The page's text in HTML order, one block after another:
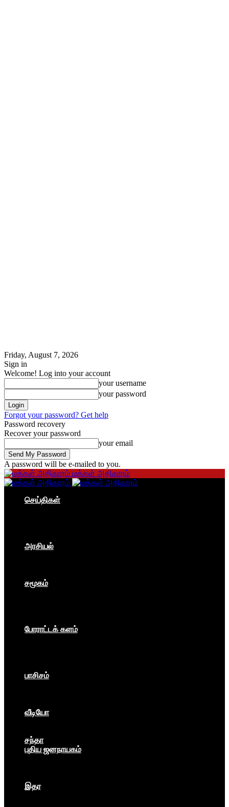
Friday, August 7, 2026
Sign in
Welcome! Log into your account
your username
your password
Forgot your password? Get help
Password recovery
Recover your password
your email
A password will be e-mailed to you.
மக்கள் அதிகாரம்
செய்திகள்
அரசியல்
சமூகம்
போராட்டக் களம்
பாசிசம்
வீடியோ
சந்தா
புதிய ஜனநாயகம்
இதர